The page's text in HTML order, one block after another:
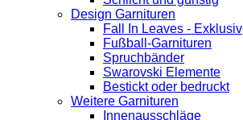
Design Garnituren
Fall In Leaves - Exklusiv
Fußball-Garnituren
Spruchbänder
Swarovski Elemente
Bestickt oder bedruckt
Weitere Garnituren
Innenausschläge